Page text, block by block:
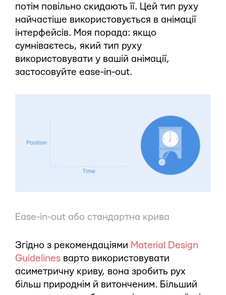
потім повільно скидають її. Цей тип руху
найчастіше використовується в анімації
інтерфейсів. Моя порада: якщо
сумніваєтесь, який тип руху
використовувати у вашій анімації,
застосовуйте ease-in-out.
Ease-in-out або стандартна крива
Згідно з рекомендаціями Material Design
Guidelines варто використовувати
асиметричну криву, вона зробить рух
більш природнім й витонченим. Більший